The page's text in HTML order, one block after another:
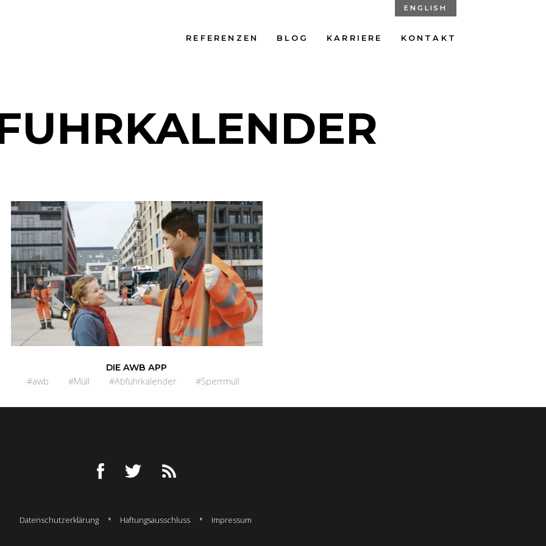
ENGLISH
REFERENZEN BLOG KARRIERE KONTAKT
DIE AWB APP
#awb #Müll #Abfuhrkalender #Sperrmüll
Datenschutzerklärung Haftungsausschluss Impressum